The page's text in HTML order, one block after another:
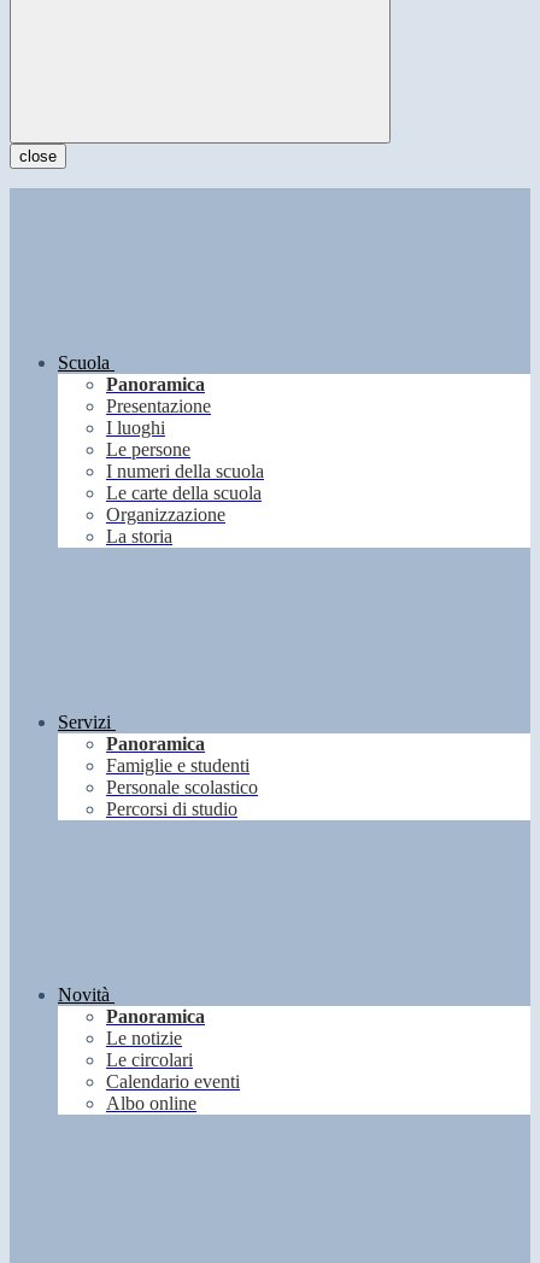
close
Scuola
Panoramica
Presentazione
I luoghi
Le persone
I numeri della scuola
Le carte della scuola
Organizzazione
La storia
Servizi
Panoramica
Famiglie e studenti
Personale scolastico
Percorsi di studio
Novità
Panoramica
Le notizie
Le circolari
Calendario eventi
Albo online